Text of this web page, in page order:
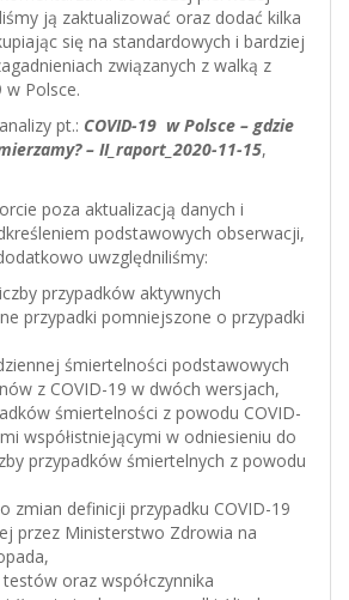
ją zaktualizować oraz dodać kilka
się na standardowych i bardziej
związanych z walką z
w Polsce.
pt.: COVID-19 w Polsce – gdzie
– II_raport_2020-11-15,
poza aktualizacją danych i
podstawowych obserwacji,
uwzględniliśmy:
przypadków aktywnych
przypadki pomniejszone o przypadki
śmiertelności podstawowych
z COVID-19 w dwóch wersjach,
śmiertelności z powodu COVID-
współistniejącymi w odniesieniu do
przypadków śmiertelnych z powodu
zmian definicji przypadku COVID-19
przez Ministerstwo Zdrowia na
oraz współczynnika